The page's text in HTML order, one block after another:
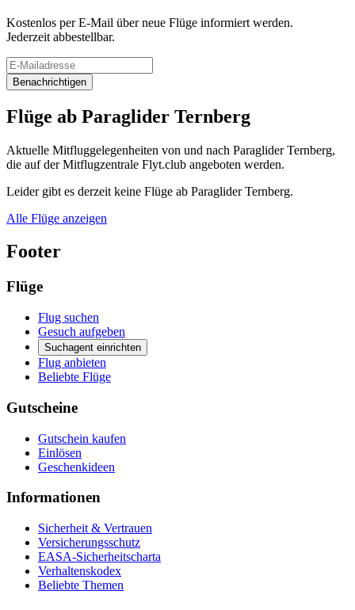
Kostenlos per E-Mail über neue Flüge informiert werden.
Jederzeit abbestellbar.
Benachrichtigen
Flüge ab Paraglider Ternberg
Aktuelle Mitfluggelegenheiten von und nach Paraglider Ternberg,
die auf der Mitflugzentrale Flyt.club angeboten werden.
Leider gibt es derzeit keine Flüge ab Paraglider Ternberg.
Alle Flüge anzeigen
Footer
Flüge
Flug suchen
Gesuch aufgeben
Suchagent einrichten
Flug anbieten
Beliebte Flüge
Gutscheine
Gutschein kaufen
Einlösen
Geschenkideen
Informationen
Sicherheit & Vertrauen
Versicherungsschutz
EASA-Sicherheitscharta
Verhaltenskodex
Beliebte Themen